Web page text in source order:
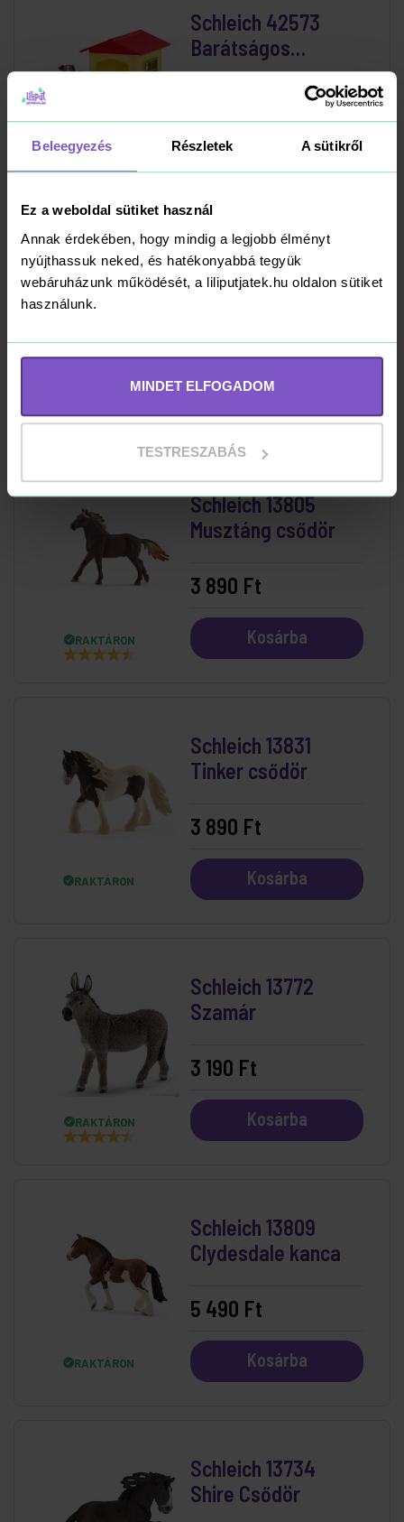
Beleegyezés Részletek A sütikről
Ez a weboldal sütiket használ
Annak érdekében, hogy mindig a legjobb élményt
nyújthassuk neked, és hatékonyabbá tegyük
webáruházunk működését, a liliputjatek.hu oldalon sütiket
használunk.
MINDET ELFOGADOM
TESTRESZABÁS
RAKTÁRON
Schleich 42573
Barátságos
Kutyaház
Kosárba
Schleich 13794 Pinto
csődör
3 890 Ft
Kosárba
RAKTÁRON
Schleich 13805
Musztáng csődör
3 890 Ft
Kosárba
RAKTÁRON
Schleich 13831
Tinker csődör
3 890 Ft
Kosárba
RAKTÁRON
Schleich 13772
Szamár
3 190 Ft
Kosárba
RAKTÁRON
Schleich 13809
Clydesdale kanca
5 490 Ft
Kosárba
Schleich 13734
Shire Csődör